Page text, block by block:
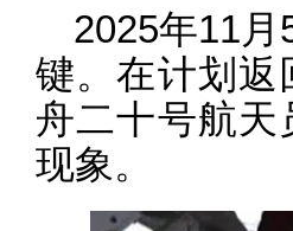
2025年11
键。在计划返
舟二十号航
现象。